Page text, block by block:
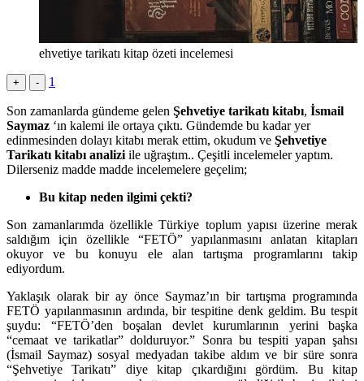
ehvetiye tarikatı kitap özeti incelemesi
+ - 1
Son zamanlarda gündeme gelen Şehvetiye tarikatı kitabı, İsmail
Saymaz ‘ın kalemi ile ortaya çıktı. Gündemde bu kadar yer
edinmesinden dolayı kitabı merak ettim, okudum ve Şehvetiye
Tarikatı kitabı analizi ile uğraştım.. Çeşitli incelemeler yaptım.
Dilerseniz madde madde incelemelere geçelim;
Bu kitap neden ilgimi çekti?
Son zamanlarımda özellikle Türkiye toplum yapısı üzerine merak
saldığım için özellikle “FETÖ” yapılanmasını anlatan kitapları
okuyor ve bu konuyu ele alan tartışma programlarını takip
ediyordum.
Yaklaşık olarak bir ay önce Saymaz’ın bir tartışma programında
FETÖ yapılanmasının ardında, bir tespitine denk geldim. Bu tespit
şuydu: “FETÖ’den boşalan devlet kurumlarının yerini başka
“cemaat ve tarikatlar” dolduruyor.” Sonra bu tespiti yapan şahsı
(İsmail Saymaz) sosyal medyadan takibe aldım ve bir süre sonra
“Şehvetiye Tarikatı” diye kitap çıkardığını gördüm. Bu kitap